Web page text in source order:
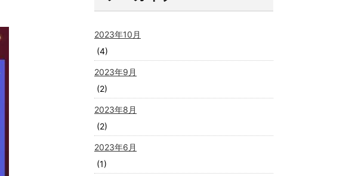
2023年10月
(4)
2023年9月
(2)
2023年8月
(2)
2023年6月
(1)